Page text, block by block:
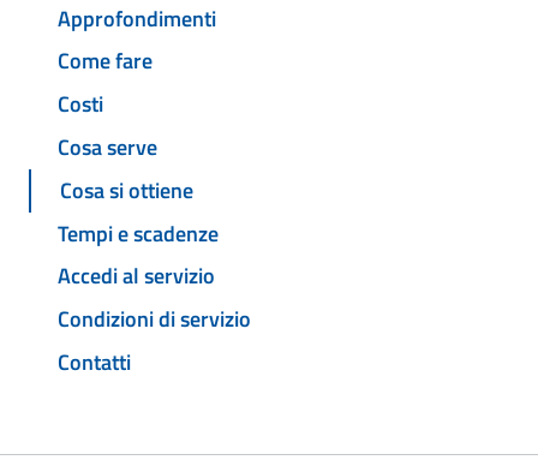
Approfondimenti
Come fare
Costi
Cosa serve
Cosa si ottiene
Tempi e scadenze
Accedi al servizio
Condizioni di servizio
Contatti